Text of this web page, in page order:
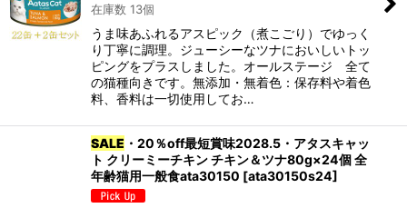
在庫数 13個
うま味あふれるアスピック（煮こごり）でゆっく
り丁寧に調理。ジューシーなツナにおいしいトッ
ピングをプラスしました。オールステージ 全て
の猫種向きです。無添加・無着色：保存料や着色
料、香料は一切使用してお…
SALE ・20％off最短賞味2028.5・アタスキャッ
ト クリーミーチキン チキン＆ツナ80g×24個 全
年齢猫用一般食ata30150 [ata30150s24]